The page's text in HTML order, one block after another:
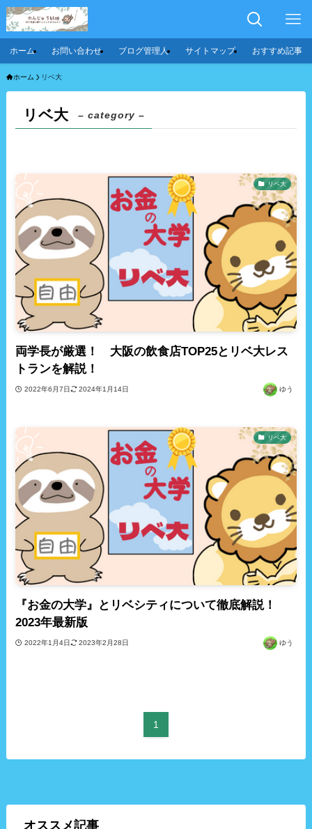
ホーム お問い合わせ ブログ管理人 サイトマップ おすすめ記事
ホーム リベ大
リベ大 – category –
リベ大
両学長が厳選！ 大阪の飲食店TOP25とリベ大レス
トランを解説！
2022年6月7日 2024年1月14日 ゆう
リベ大
『お金の大学』とリベシティについて徹底解説！
2023年最新版
2022年1月4日 2023年2月28日 ゆう
1
オススメ記事